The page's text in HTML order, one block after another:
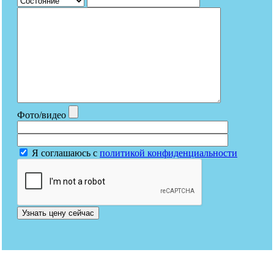
Фото/видео
Я соглашаюсь с политикой конфиденциальности
Узнать цену сейчас